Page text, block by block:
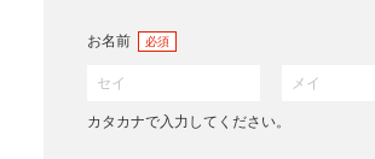
お名前 必須
カタカナで入力してください。